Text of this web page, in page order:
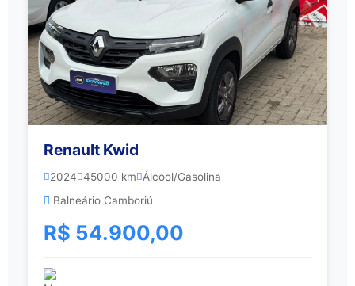
Renault Kwid
2024 45000 km
Álcool/Gasolina
Balneário Camboriú
R$ 54.900,00